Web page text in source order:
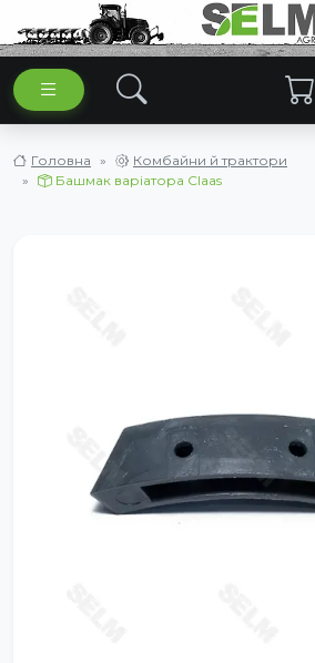
Головна
Комбайни й трактори
Башмак варіатора Claas